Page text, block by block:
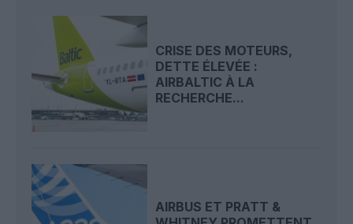
CRISE DES MOTEURS,
DETTE ÉLEVÉE :
AIRBALTIC À LA
RECHERCHE...
AIRBUS ET PRATT &